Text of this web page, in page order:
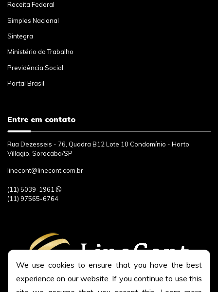
Receita Federal
Simples Nacional
Sintegra
Ministério do Trabalho
Previdência Social
Portal Brasil
Entre em contato
Rua Dezesseis - 76, Quadra B12 Lote 10 Condomínio - Horto
Villagio, Sorocaba/SP
linecont@linecont.com.br
(11) 5039-1961
(11) 97565-6764
We use cookies to ensure that you have the best
experience on our website. If you continue to use this